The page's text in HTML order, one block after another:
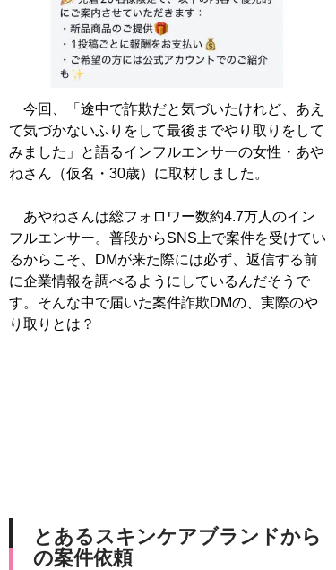
今回、「途中で詐欺だと気づいたけれど、あえ
て気づかないふりをして最後までやり取りをして
みました」と語るインフルエンサーの女性・あや
ねさん（仮名・30歳）に取材しました。
あやねさんは総フォロワー数約4.7万人のイン
フルエンサー。普段からSNS上で案件を受けてい
るからこそ、DMが来た際には必ず、返信する前
に企業情報を調べるようにしているんだそうで
す。そんな中で届いた案件詐欺DMの、実際のや
り取りとは？
とあるスキンケアブランドから
の案件依頼